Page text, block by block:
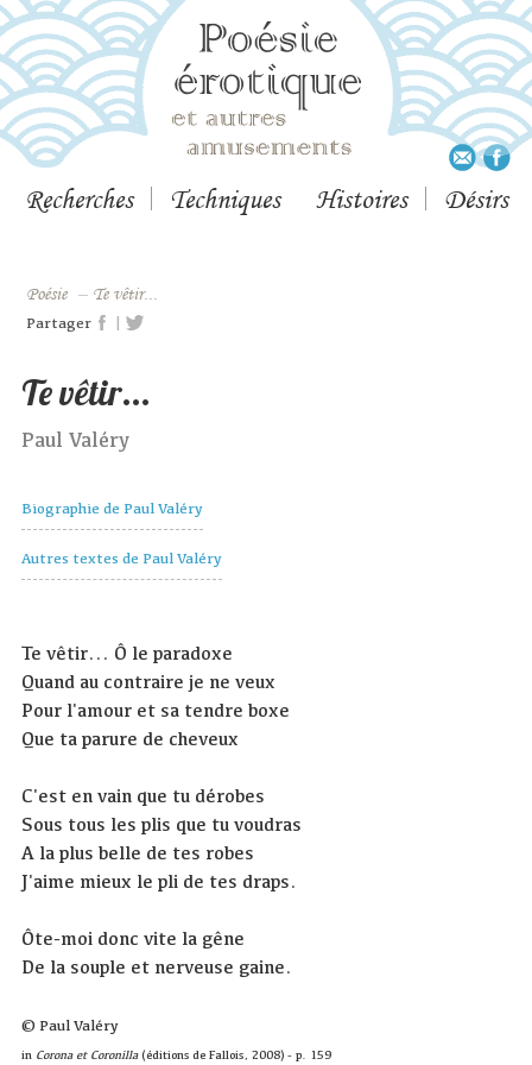
Recherches Techniques Histoires Désirs
Poésie – Te vêtir...
Partager |
Te vêtir...
Paul Valéry
Biographie de Paul Valéry
Autres textes de Paul Valéry
Te vêtir... Ô le paradoxe
Quand au contraire je ne veux
Pour l'amour et sa tendre boxe
Que ta parure de cheveux
C'est en vain que tu dérobes
Sous tous les plis que tu voudras
A la plus belle de tes robes
J'aime mieux le pli de tes draps.
Ôte-moi donc vite la gêne
De la souple et nerveuse gaine.
© Paul Valéry
in Corona et Coronilla(éditions de Fallois, 2008) - p. 159